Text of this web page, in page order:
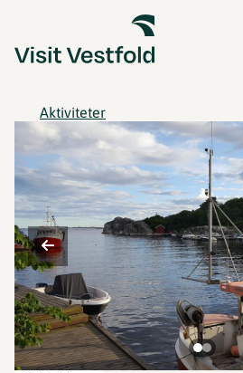
Aktiviteter